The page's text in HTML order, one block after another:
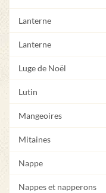
Lanterne
Lanterne
Luge de Noël
Lutin
Mangeoires
Mitaines
Nappe
Nappes et napperons